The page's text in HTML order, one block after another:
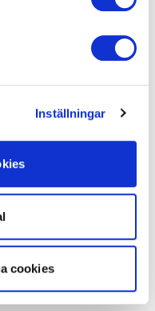
Inställningar
cookies